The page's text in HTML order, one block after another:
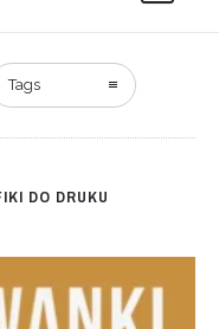
Tags
DO DRUKU